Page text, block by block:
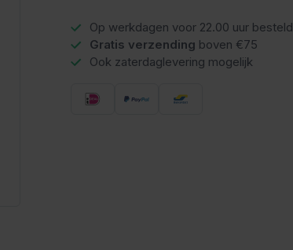
Op werkdagen voor 22.00 uur besteld,
Gratis verzending boven €75
Ook zaterdaglevering mogelijk